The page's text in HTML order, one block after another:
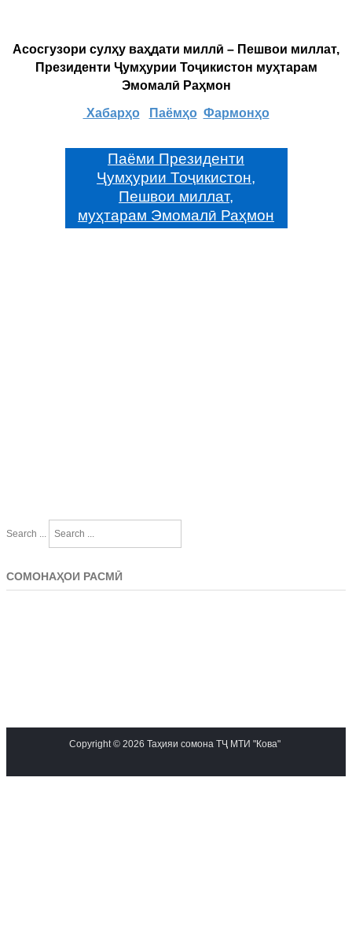
Асосгузори сулҳу ваҳдати миллӣ – Пешвои миллат,
Президенти Ҷумҳурии Тоҷикистон муҳтарам
Эмомалӣ Раҳмон
Хабарҳо Паёмҳо Фармонҳо
Паёми Президенти
Ҷумҳурии Тоҷикистон,
Пешвои миллат,
муҳтарам Эмомалӣ Раҳмон
Search ...
СОМОНАҲОИ РАСМӢ
Copyright © 2026 Таҳияи сомона ТҶ МТИ "Кова"